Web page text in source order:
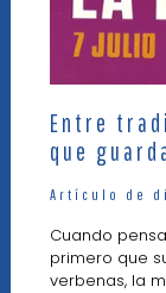
Entre
que
Artícul o de
Cuando
primero que
verbenas, la